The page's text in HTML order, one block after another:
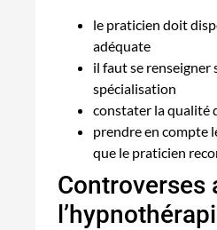
le praticien doit
adéquate
il faut se renseigner
spécialisation
constater la qualité
prendre en compte
que le praticien
Controverses